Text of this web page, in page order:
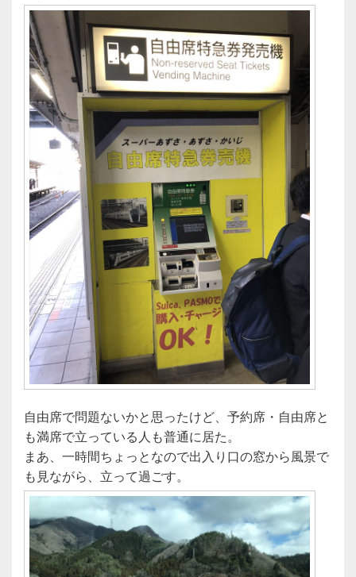
自由席で問題ないかと思ったけど、予約席・自由席と
も満席で立っている人も普通に居た。
まあ、一時間ちょっとなので出入り口の窓から風景で
も見ながら、立って過ごす。